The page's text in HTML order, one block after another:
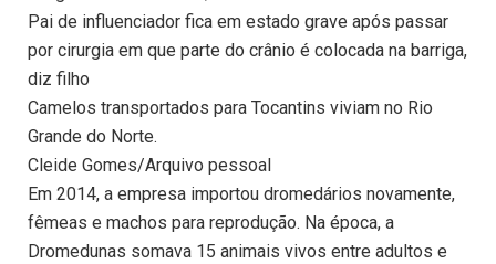
Pai de influenciador fica em estado grave após passar
por cirurgia em que parte do crânio é colocada na barriga,
diz filho
Camelos transportados para Tocantins viviam no Rio
Grande do Norte.
Cleide Gomes/Arquivo pessoal
Em 2014, a empresa importou dromedários novamente,
fêmeas e machos para reprodução. Na época, a
Dromedunas somava 15 animais vivos entre adultos e